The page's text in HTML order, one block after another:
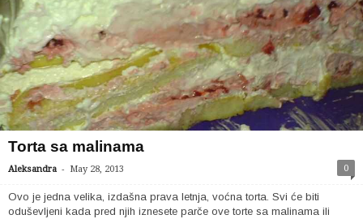
Torta sa malinama
Aleksandra - May 28, 2013 0
Ovo je jedna velika, izdašna prava letnja, voćna torta. Svi će biti
oduševljeni kada pred njih iznesete parče ove torte sa malinama ili